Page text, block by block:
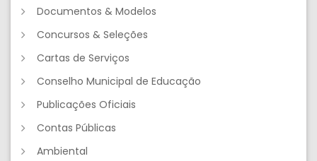
Documentos & Modelos
Concursos & Seleções
Cartas de Serviços
Conselho Municipal de Educação
Publicações Oficiais
Contas Públicas
Ambiental